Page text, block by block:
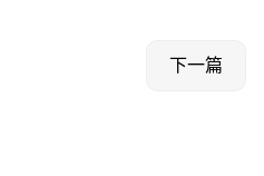
下一篇